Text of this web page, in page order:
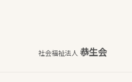
社会福祉法人 恭生会